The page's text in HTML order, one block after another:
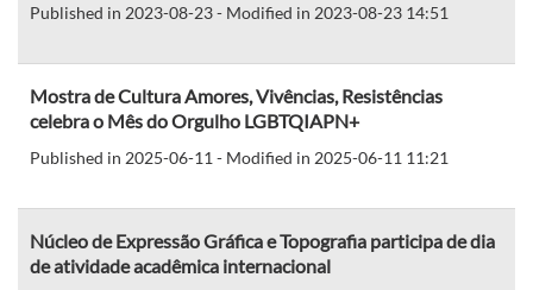
Published in 2023-08-23 - Modified in 2023-08-23 14:51
Mostra de Cultura Amores, Vivências, Resistências
celebra o Mês do Orgulho LGBTQIAPN+
Published in 2025-06-11 - Modified in 2025-06-11 11:21
Núcleo de Expressão Gráfica e Topografia participa de dia
de atividade acadêmica internacional